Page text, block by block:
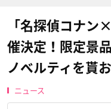
「名探偵コナン
催決定！限定景
ノベルティを貰
ニュース